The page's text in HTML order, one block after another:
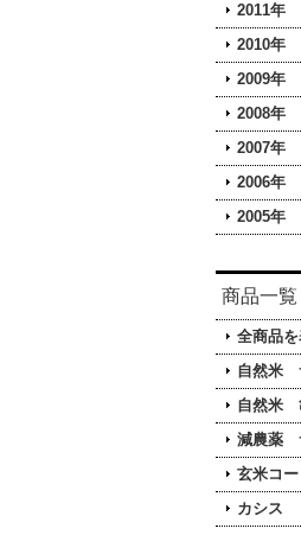
2011年
2010年
2009年
2008年
2007年
2006年
2005年
商品一覧
全商品
自然米
自然米
減農薬
玄米コ
カシス